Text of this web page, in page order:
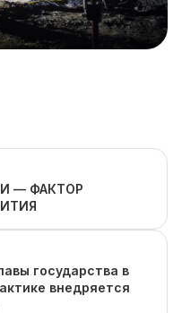
— ФАКТОР
государства в
внедряется